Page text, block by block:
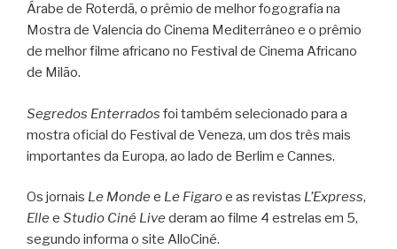
Árabe de Roterdã, o prêmio de melhor fogografia na
Mostra de Valencia do Cinema Mediterrâneo e o prêmio
de melhor filme africano no Festival de Cinema Africano
de Milão.
Segredos Enterrados foi também selecionado para a
mostra oficial do Festival de Veneza, um dos três mais
importantes da Europa, ao lado de Berlim e Cannes.
Os jornais Le Monde e Le Figaroe as revistas L’Express,
Elle e Studio Ciné Live deram ao filme 4 estrelas em 5,
segundo informa o site AlloCiné.